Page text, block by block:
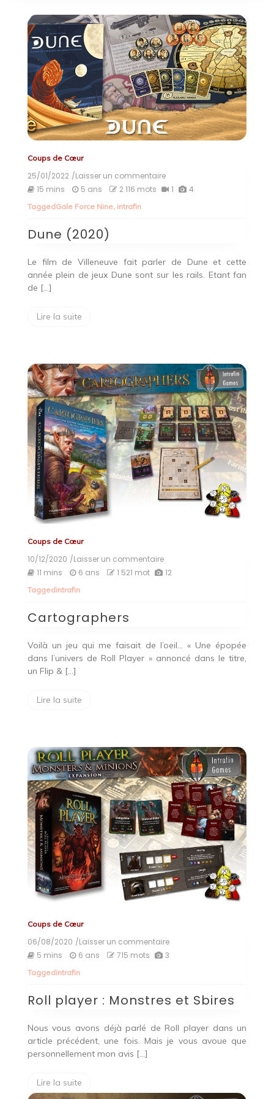
Coups de Cœur
25/01/2022 /Laisser un commentaireon
Dune
15 mins 5 ans 2 116 mots 1 4
TaggedGale Force Nine, intrafin
Dune (2020)
Le film de Villeneuve fait parler de Dune et cette
année plein de jeux Dune sont sur les rails. Etant fan
de […]
Lire la suite
Coups de Cœur
10/12/2020 /Laisser un commentaireon
Cartographers
11 mins 6 ans 1 521 mot 12
Taggedintrafin
Cartographers
Voilà un jeu qui me faisait de l’oeil… « Une épopée
dans l’univers de Roll Player » annoncé dans le titre,
un Flip & […]
Lire la suite
Coups de Cœur
06/08/2020 /Laisser un commentaireon
et
Sbires
5 mins 6 ans 715 mots 3
Taggedintrafin
Roll player : Monstres et Sbires
Nous vous avons déjà parlé de Roll player dans un
article précédent, une fois. Mais je vous avoue que
personnellement mon avis […]
Lire la suite